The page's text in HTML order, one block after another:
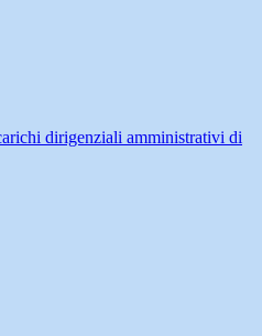
dirigenziali amministrativi di